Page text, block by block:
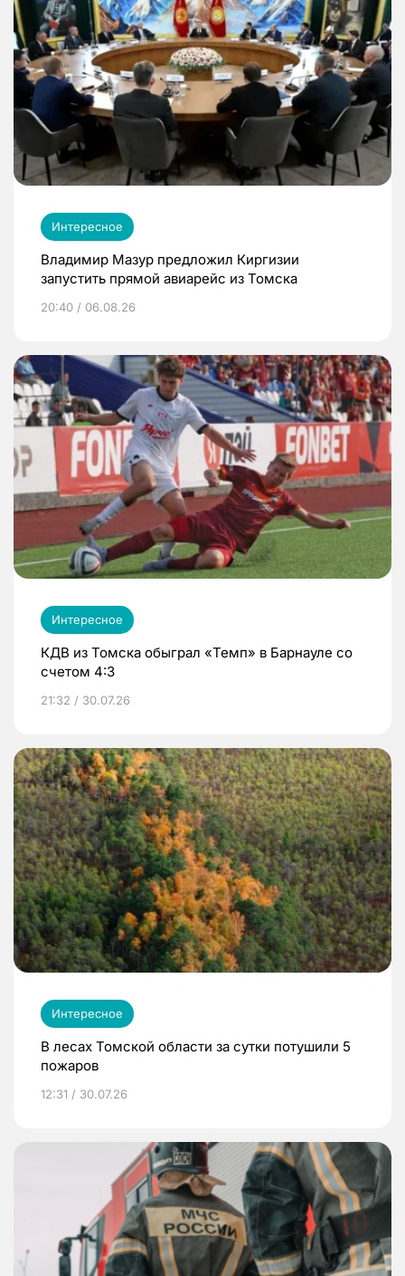
Интересное
Владимир Мазур предложил Киргизии
запустить прямой авиарейс из Томска
20:40 / 06.08.26
Интересное
КДВ из Томска обыграл «Темп» в Барнауле со
счетом 4:3
21:32 / 30.07.26
Интересное
В лесах Томской области за сутки потушили 5
пожаров
12:31 / 30.07.26